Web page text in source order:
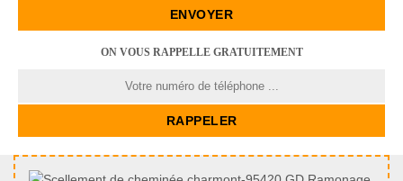
ON VOUS RAPPELLE GRATUITEMENT